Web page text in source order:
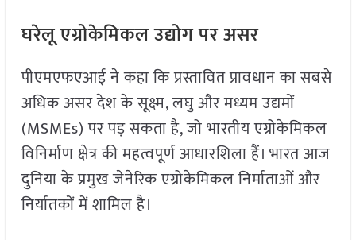
घरेलू एग्रोकेमिकल उद्योग पर असर
पीएमएफएआई ने कहा कि प्रस्तावित प्रावधान का सबसे
अधिक असर देश के सूक्ष्म, लघु और मध्यम उद्यमों
(MSMEs) पर पड़ सकता है, जो भारतीय एग्रोकेमिकल
विनिर्माण क्षेत्र की महत्वपूर्ण आधारशिला हैं। भारत आज
दुनिया के प्रमुख जेनेरिक एग्रोकेमिकल निर्माताओं और
निर्यातकों में शामिल है।